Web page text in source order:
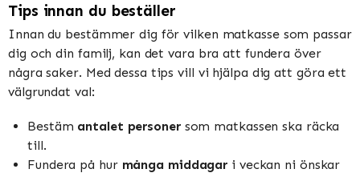
Tips innan du beställer
Innan du bestämmer dig för vilken matkasse som passar
dig och din familj, kan det vara bra att fundera över
några saker. Med dessa tips vill vi hjälpa dig att göra ett
välgrundat val:
Bestäm antalet personersom matkassen ska räcka
till.
Fundera på hur många middagar i veckan ni önskar